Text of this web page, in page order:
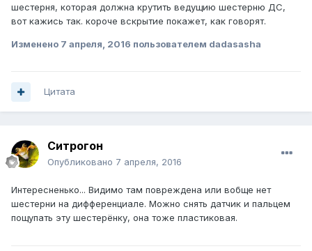
шестерня, которая должна крутить ведущию шестерню ДС,
вот кажись так. короче вскрытие покажет, как говорят.
Изменено 7 апреля, 2016 пользователем dadasasha
Цитата
Ситрогон
Опубликовано 7 апреля, 2016
Интересненько... Видимо там повреждена или вобще нет
шестерни на дифференциале. Можно снять датчик и пальцем
пощупать эту шестерёнку, она тоже пластиковая.